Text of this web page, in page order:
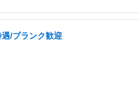
/ブランク歓迎